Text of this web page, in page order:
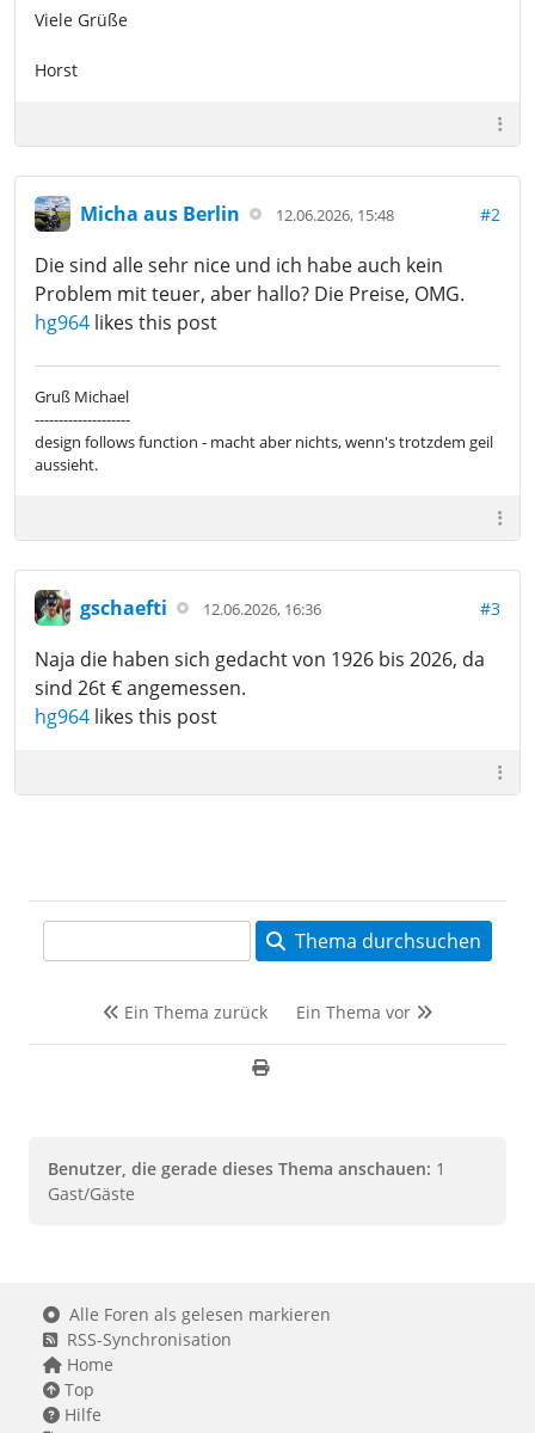
Viele Grüße
Horst
Micha aus Berlin 12.06.2026, 15:48 #2
Die sind alle sehr nice und ich habe auch kein
Problem mit teuer, aber hallo? Die Preise, OMG.
hg964 likes this post
Gruß Michael
--------------------
design follows function - macht aber nichts, wenn's trotzdem geil
aussieht.
gschaefti 12.06.2026, 16:36 #3
Naja die haben sich gedacht von 1926 bis 2026, da
sind 26t € angemessen.
hg964 likes this post
Thema durchsuchen
Ein Thema zurück Ein Thema vor
Benutzer, die gerade dieses Thema anschauen: 1
Gast/Gäste
Alle Foren als gelesen markieren
RSS-Synchronisation
Home
Top
Hilfe